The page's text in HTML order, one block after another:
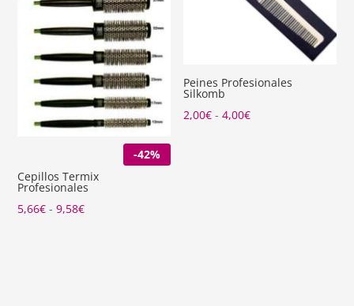
-42%
Cepillos Termix
Profesionales
5,66€ - 9,58€Rango
Peines Profesionales
Silkomb
2,00€ - 4,00€Rango